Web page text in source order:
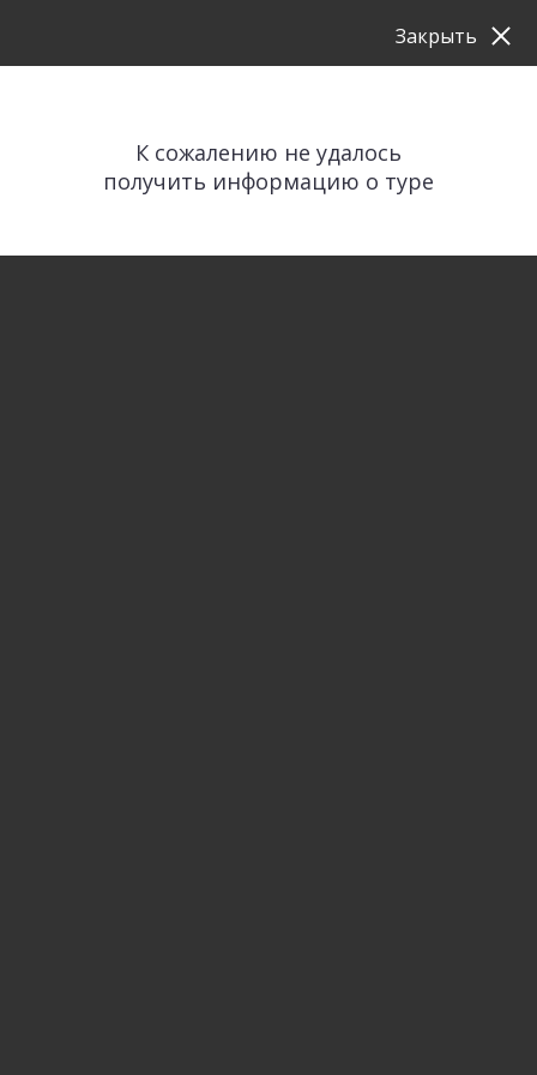
К сожалению не удалось
получить информацию о туре
Закрыть